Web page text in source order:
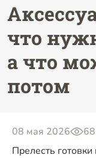
что
а что
потом
08 мая 2026
68
Прелесть